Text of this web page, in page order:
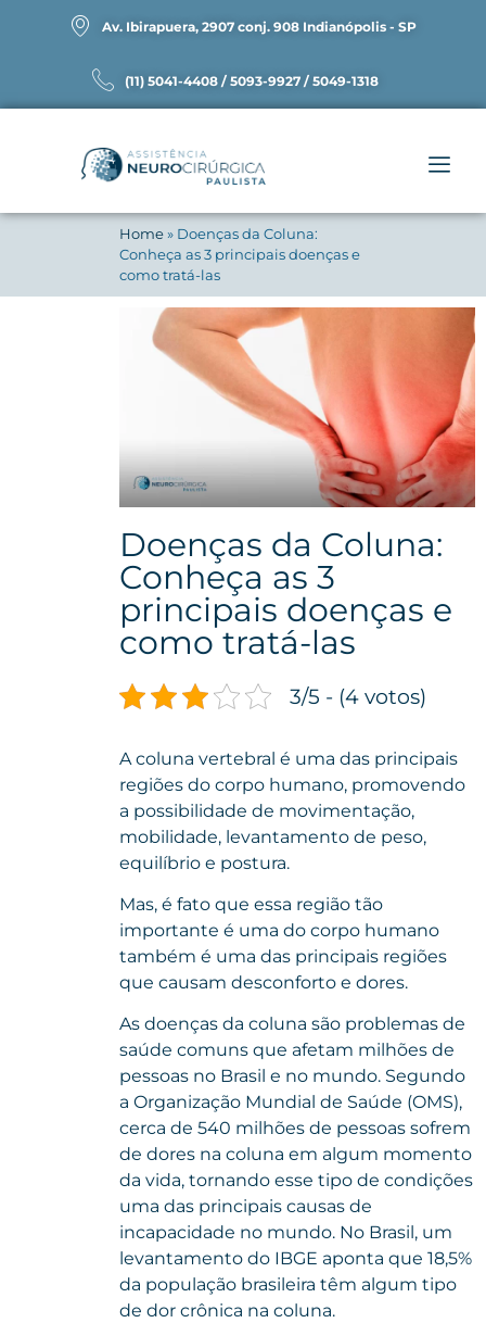
Av. Ibirapuera, 2907 conj. 908 Indianópolis - SP
(11) 5041-4408 / 5093-9927 / 5049-1318
Home» Doenças da Coluna:
Conheça as 3 principais doenças e
como tratá-las
Doenças da Coluna:
Conheça as 3
principais doenças e
como tratá-las
3/5 - (4 votos)
A coluna vertebral é uma das principais
regiões do corpo humano, promovendo
a possibilidade de movimentação,
mobilidade, levantamento de peso,
equilíbrio e postura.
Mas, é fato que essa região tão
importante é uma do corpo humano
também é uma das principais regiões
que causam desconforto e dores.
As doenças da coluna são problemas de
saúde comuns que afetam milhões de
pessoas no Brasil e no mundo. Segundo
a Organização Mundial de Saúde (OMS),
cerca de 540 milhões de pessoas sofrem
de dores na coluna em algum momento
da vida, tornando esse tipo de condições
uma das principais causas de
incapacidade no mundo. No Brasil, um
levantamento do IBGE aponta que 18,5%
da população brasileira têm algum tipo
de dor crônica na coluna.